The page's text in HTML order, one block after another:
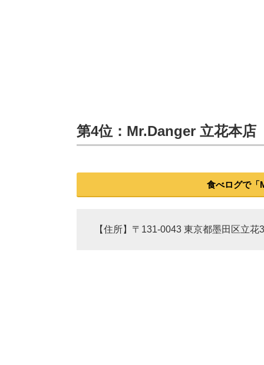
第4位：Mr.Danger 立花本店
食べログで「
【住所】〒131-0043 東京都墨田区立